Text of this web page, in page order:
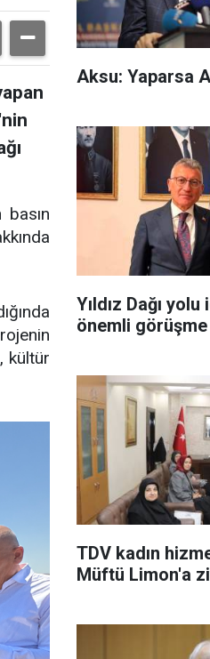
kültür
Aksu: Yaparsa
Yıldız Dağı
önemli görüşme
TDV kadın
Müftü Limon'a